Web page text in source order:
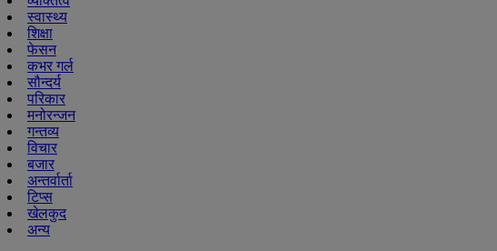
स्वास्थ्य
शिक्षा
फेसन
कभर गर्ल
सौन्दर्य
परिकार
मनोरन्जन
गन्तव्य
विचार
बजार
अन्तर्वार्ता
टिप्स
खेलकुद
अन्य